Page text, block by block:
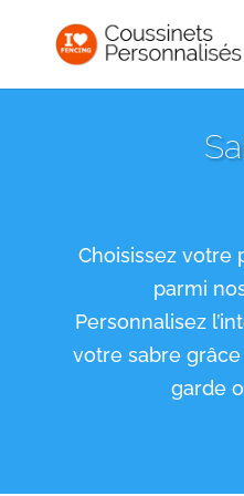
Choisissez votre
parmi
Personnalisez
votre sabre
garde